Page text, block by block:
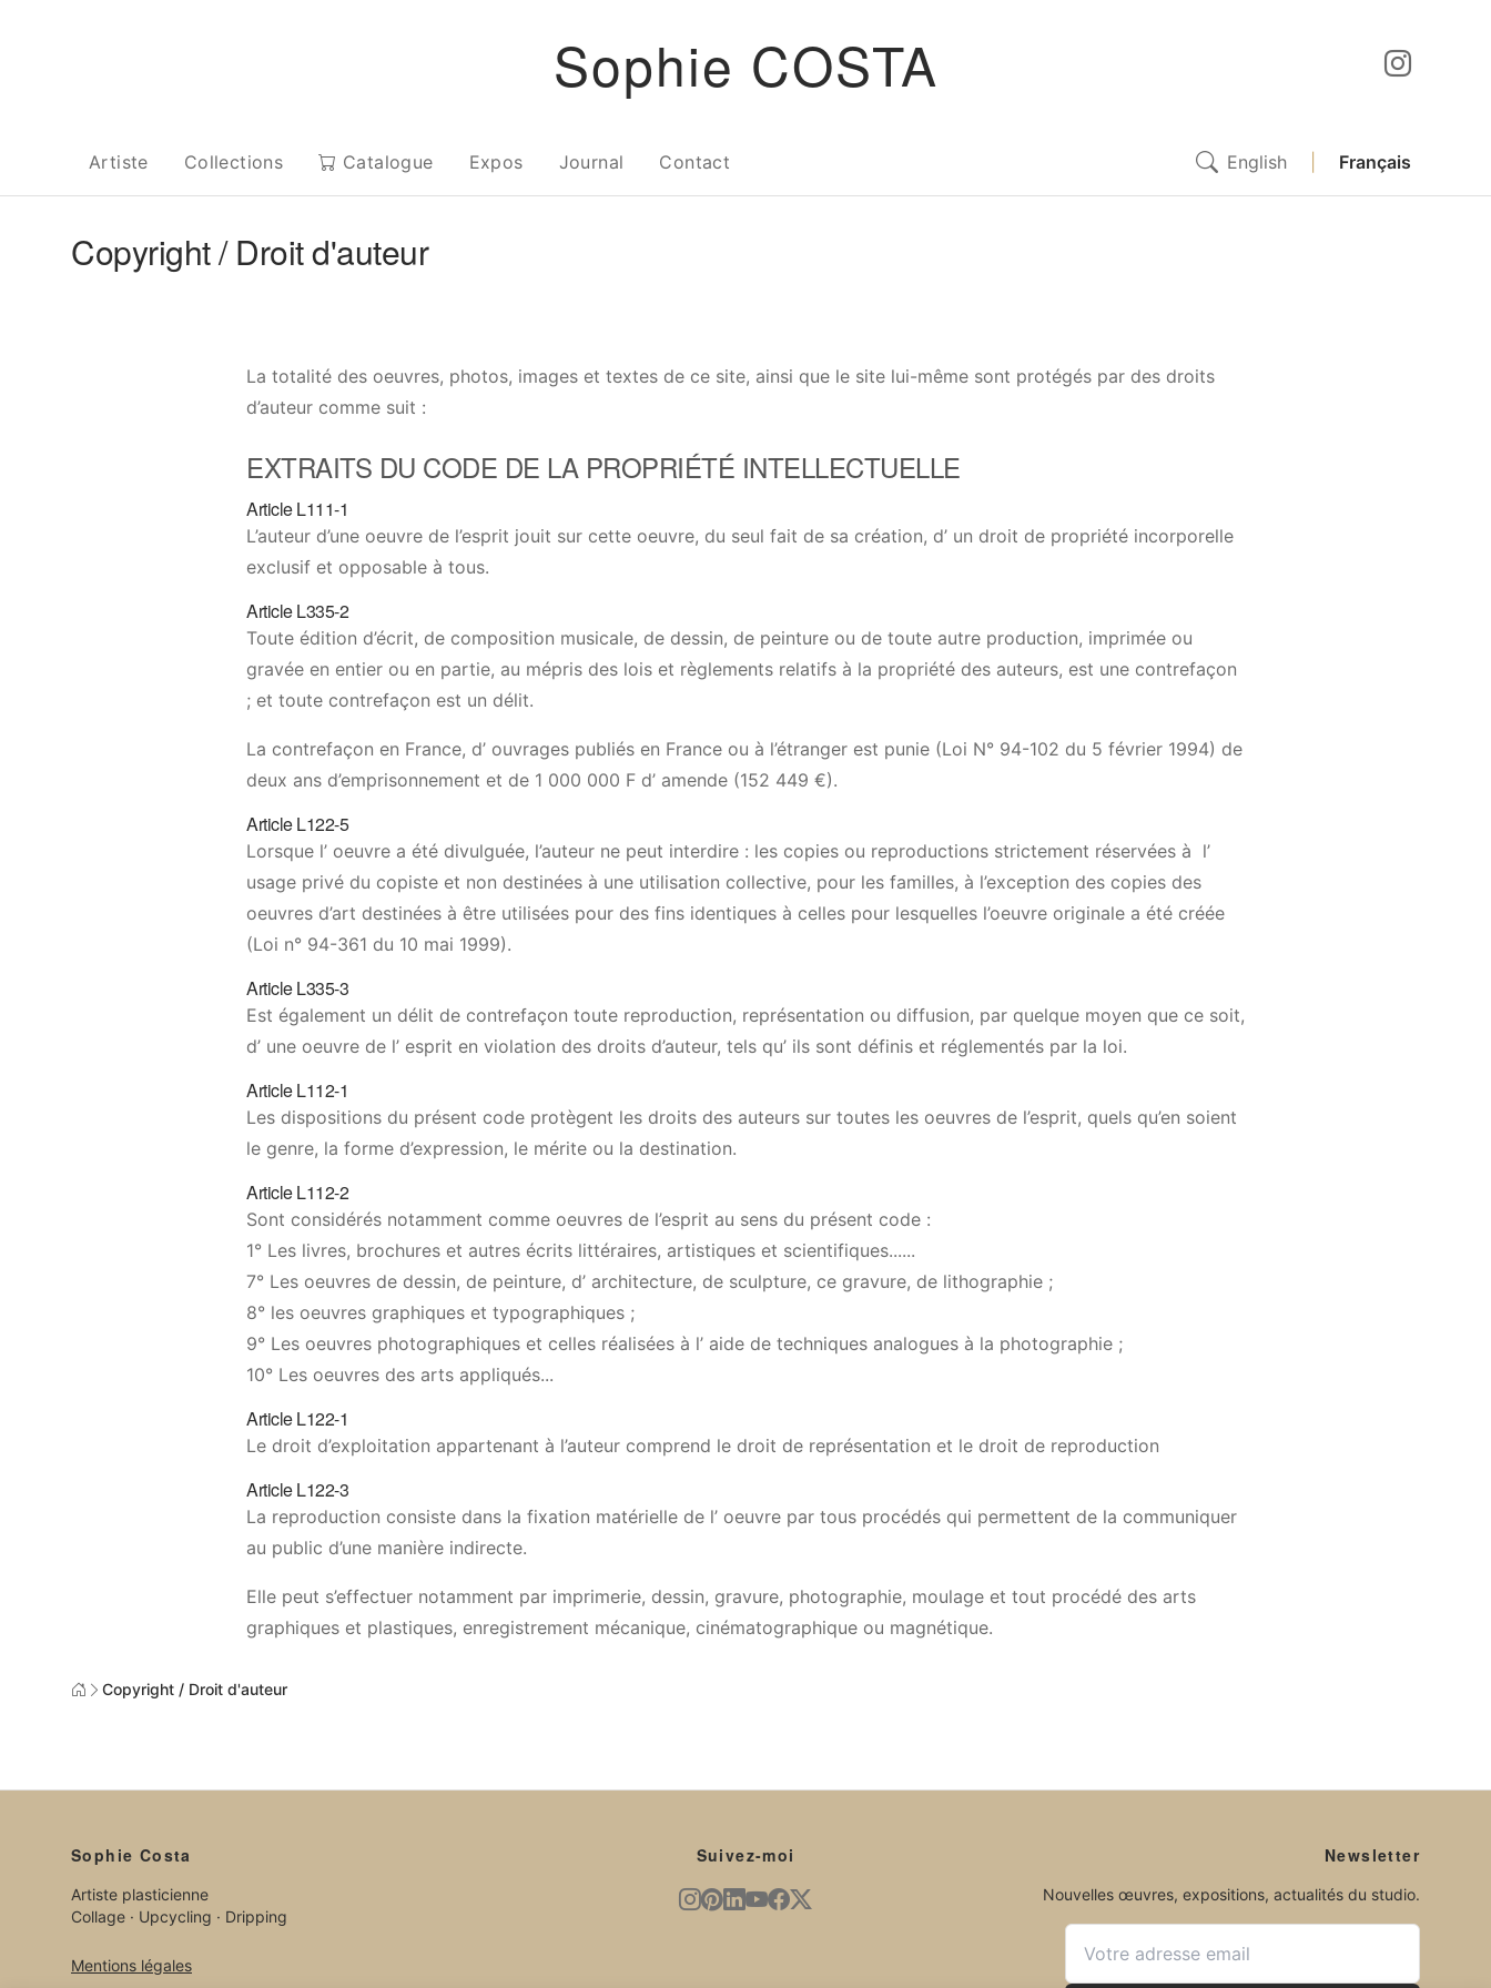
Sophie COSTA
Artiste Collections Catalogue Expos Journal Contact English Français
Copyright / Droit d'auteur
La totalité des oeuvres, photos, images et textes de ce site, ainsi que le site lui-même sont protégés par des droits
d’auteur comme suit :
EXTRAITS DU CODE DE LA PROPRIÉTÉ INTELLECTUELLE
Article L111-1
L’auteur d’une oeuvre de l’esprit jouit sur cette oeuvre, du seul fait de sa création, d’ un droit de propriété incorporelle
exclusif et opposable à tous.
Article L335-2
Toute édition d’écrit, de composition musicale, de dessin, de peinture ou de toute autre production, imprimée ou
gravée en entier ou en partie, au mépris des lois et règlements relatifs à la propriété des auteurs, est une contrefaçon
; et toute contrefaçon est un délit.
La contrefaçon en France, d’ ouvrages publiés en France ou à l’étranger est punie (Loi N° 94-102 du 5 février 1994) de
deux ans d’emprisonnement et de 1 000 000 F d’ amende (152 449 €).
Article L122-5
Lorsque l’ oeuvre a été divulguée, l’auteur ne peut interdire : les copies ou reproductions strictement réservées à l’
usage privé du copiste et non destinées à une utilisation collective, pour les familles, à l’exception des copies des
oeuvres d’art destinées à être utilisées pour des fins identiques à celles pour lesquelles l’oeuvre originale a été créée
(Loi n° 94-361 du 10 mai 1999).
Article L335-3
Est également un délit de contrefaçon toute reproduction, représentation ou diffusion, par quelque moyen que ce soit,
d’ une oeuvre de l’ esprit en violation des droits d’auteur, tels qu’ ils sont définis et réglementés par la loi.
Article L112-1
Les dispositions du présent code protègent les droits des auteurs sur toutes les oeuvres de l’esprit, quels qu’en soient
le genre, la forme d’expression, le mérite ou la destination.
Article L112-2
Sont considérés notamment comme oeuvres de l’esprit au sens du présent code :
1° Les livres, brochures et autres écrits littéraires, artistiques et scientifiques......
7° Les oeuvres de dessin, de peinture, d’ architecture, de sculpture, ce gravure, de lithographie ;
8° les oeuvres graphiques et typographiques ;
9° Les oeuvres photographiques et celles réalisées à l’ aide de techniques analogues à la photographie ;
10° Les oeuvres des arts appliqués...
Article L122-1
Le droit d’exploitation appartenant à l’auteur comprend le droit de représentation et le droit de reproduction
Article L122-3
La reproduction consiste dans la fixation matérielle de l’ oeuvre par tous procédés qui permettent de la communiquer
au public d’une manière indirecte.
Elle peut s’effectuer notamment par imprimerie, dessin, gravure, photographie, moulage et tout procédé des arts
graphiques et plastiques, enregistrement mécanique, cinématographique ou magnétique.
Copyright / Droit d'auteur
Sophie Costa
Artiste plasticienne
Collage · Upcycling · Dripping
Mentions légales
Suivez-moi Newsletter
Nouvelles œuvres, expositions, actualités du studio.